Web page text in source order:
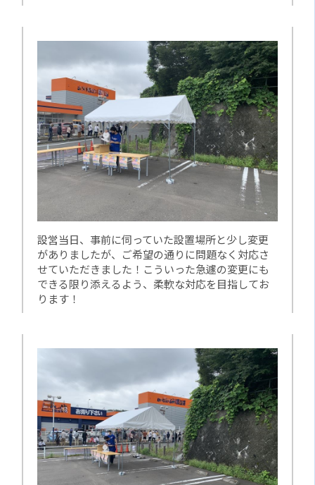
設営当日、事前に伺っていた設置場所と少し変更
がありましたが、ご希望の通りに問題なく対応さ
せていただきました！こういった急遽の変更にも
できる限り添えるよう、柔軟な対応を目指してお
ります！